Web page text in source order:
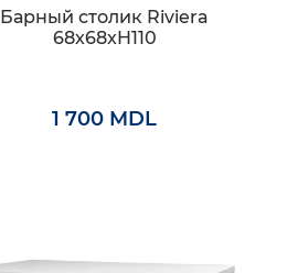
Барный столик Riviera
68x68xH110
1 700 MDL